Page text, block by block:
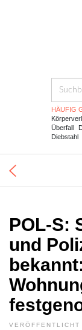
HÄUFIG
Überfall
Diebstahl
POL-S:
und